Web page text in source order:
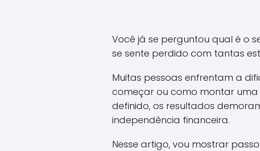
Você já se perguntou qual é o
se sente perdido com tantas
Muitas pessoas enfrentam a
começar ou como montar uma
definido, os resultados
independência financeira.
Nesse artigo, vou mostrar